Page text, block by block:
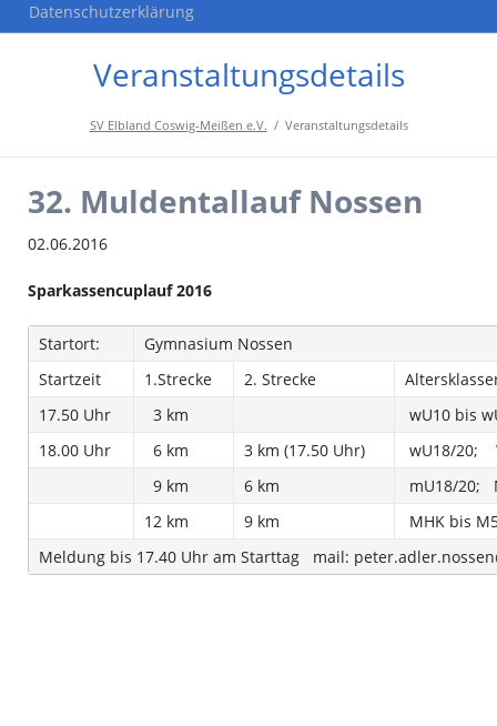
Datenschutzerklärung
Veranstaltungsdetails
SV Elbland Coswig-Meißen e.V. Veranstaltungsdetails
32. Muldentallauf Nossen
02.06.2016
Sparkassencuplauf 2016
Startort:
Gymnasium Nossen
Startzeit
1.Strecke 2. Strecke
17.50 Uhr
3 km
wU10 bis
18.00 Uhr
6 km 3 km (17.50 Uhr)
wU18/20;
9 km
6 km
mU18/20;
12 km
9 km
MHK bis
Meldung bis 17.40 Uhr am Starttag mail: